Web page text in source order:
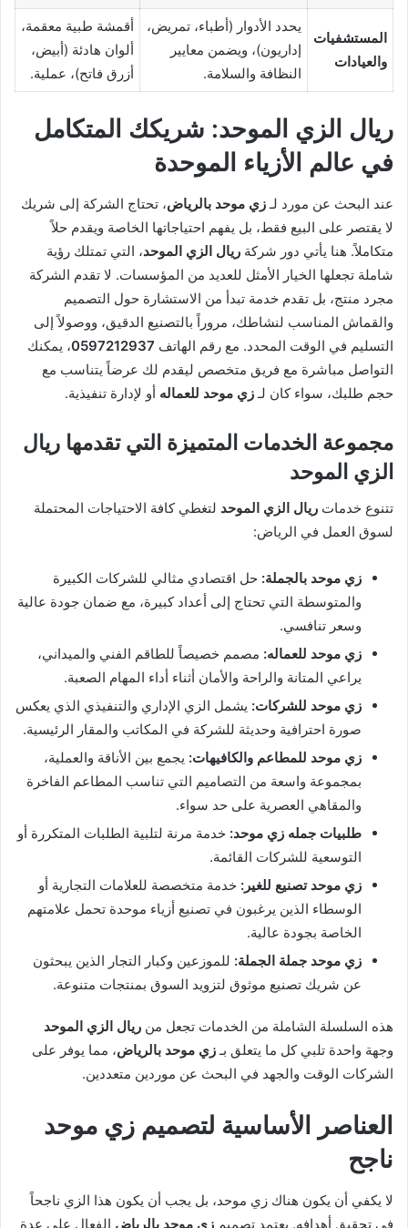
المستشفيات
والعيادات
يحدد الأدوار (أطباء، تمريض،
إداريون)، ويضمن معايير
النظافة والسلامة.
أقمشة طبية معقمة،
ألوان هادئة (أبيض،
أزرق فاتح)، عملية.
ريال الزي الموحد: شريكك المتكامل
في عالم الأزياء الموحدة
عند البحث عن مورد لـ زي موحد بالرياض، تحتاج الشركة إلى شريك
لا يقتصر على البيع فقط، بل يفهم احتياجاتها الخاصة ويقدم حلاً
متكاملاً. هنا يأتي دور شركة ريال الزي الموحد، التي تمتلك رؤية
شاملة تجعلها الخيار الأمثل للعديد من المؤسسات. لا تقدم الشركة
مجرد منتج، بل تقدم خدمة تبدأ من الاستشارة حول التصميم
والقماش المناسب لنشاطك، مروراً بالتصنيع الدقيق، ووصولاً إلى
التسليم في الوقت المحدد. مع رقم الهاتف 0597212937، يمكنك
التواصل مباشرة مع فريق متخصص ليقدم لك عرضاً يتناسب مع
حجم طلبك، سواء كان لـ زي موحد للعماله أو لإدارة تنفيذية.
مجموعة الخدمات المتميزة التي تقدمها ريال
الزي الموحد
تتنوع خدمات ريال الزي الموحد لتغطي كافة الاحتياجات المحتملة
لسوق العمل في الرياض:
زي موحد بالجملة: حل اقتصادي مثالي للشركات الكبيرة
والمتوسطة التي تحتاج إلى أعداد كبيرة، مع ضمان جودة عالية
وسعر تنافسي.
زي موحد للعماله: مصمم خصيصاً للطاقم الفني والميداني،
يراعي المتانة والراحة والأمان أثناء أداء المهام الصعبة.
زي موحد للشركات: يشمل الزي الإداري والتنفيذي الذي يعكس
صورة احترافية وحديثة للشركة في المكاتب والمقار الرئيسية.
زي موحد للمطاعم والكافيهات: يجمع بين الأناقة والعملية،
بمجموعة واسعة من التصاميم التي تناسب المطاعم الفاخرة
والمقاهي العصرية على حد سواء.
طلبيات جمله زي موحد: خدمة مرنة لتلبية الطلبات المتكررة أو
التوسعية للشركات القائمة.
زي موحد تصنيع للغير: خدمة متخصصة للعلامات التجارية أو
الوسطاء الذين يرغبون في تصنيع أزياء موحدة تحمل علامتهم
الخاصة بجودة عالية.
زي موحد جملة الجملة: للموزعين وكبار التجار الذين يبحثون
عن شريك تصنيع موثوق لتزويد السوق بمنتجات متنوعة.
هذه السلسلة الشاملة من الخدمات تجعل من ريال الزي الموحد
وجهة واحدة تلبي كل ما يتعلق بـزي موحد بالرياض، مما يوفر على
الشركات الوقت والجهد في البحث عن موردين متعددين.
العناصر الأساسية لتصميم زي موحد
ناجح
لا يكفي أن يكون هناك زي موحد، بل يجب أن يكون هذا الزي ناجحاً
في تحقيق أهدافه. يعتمد تصميم زي موحد بالرياض الفعال على عدة